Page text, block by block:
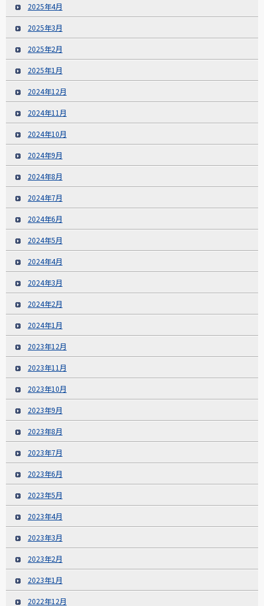
2025年4月
2025年3月
2025年2月
2025年1月
2024年12月
2024年11月
2024年10月
2024年9月
2024年8月
2024年7月
2024年6月
2024年5月
2024年4月
2024年3月
2024年2月
2024年1月
2023年12月
2023年11月
2023年10月
2023年9月
2023年8月
2023年7月
2023年6月
2023年5月
2023年4月
2023年3月
2023年2月
2023年1月
2022年12月